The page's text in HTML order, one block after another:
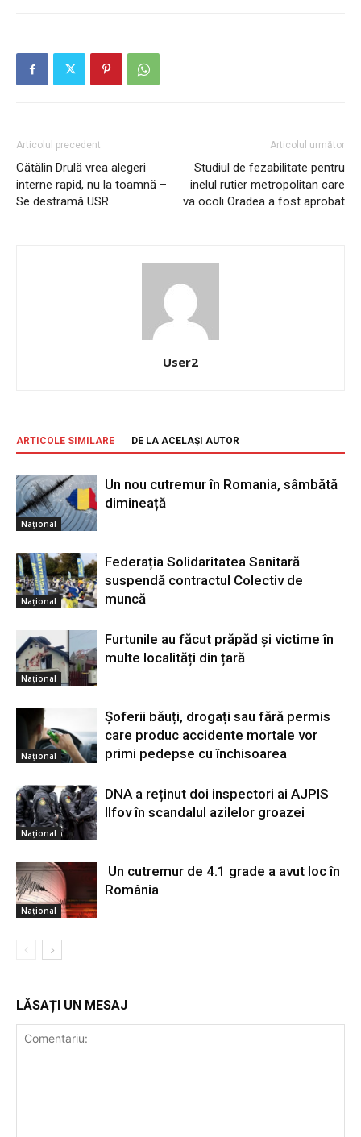
Articolul precedent
Cătălin Drulă vrea alegeri
interne rapid, nu la toamnă –
Se destramă USR
Articolul următor
Studiul de fezabilitate pentru
inelul rutier metropolitan care
va ocoli Oradea a fost aprobat
User2
ARTICOLE SIMILARE DE LA ACELAȘI AUTOR
Național
Un nou cutremur în Romania, sâmbătă
dimineață
Național
Federația Solidaritatea Sanitară
suspendă contractul Colectiv de
muncă
Național
Furtunile au făcut prăpăd și victime în
multe localități din țară
Național
Șoferii băuți, drogați sau fără permis
care produc accidente mortale vor
primi pedepse cu închisoarea
Național
DNA a reținut doi inspectori ai AJPIS
Ilfov în scandalul azilelor groazei
Național
Un cutremur de 4.1 grade a avut loc în
România
LĂSAȚI UN MESAJ